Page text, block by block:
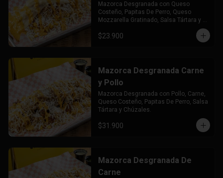
Mazorca Desgranada con Queso
Costeño, Papitas De Perro, Queso
Mozzarella Gratinado, Salsa Tártara y
$23.900
Mazorca Desgranada Carne
y Pollo
Mazorca Desgranada con Pollo, Carne,
Queso Costeño, Papitas De Perro, Salsa
Tártara y Chúzales.
$31.900
Mazorca Desgranada De
Carne